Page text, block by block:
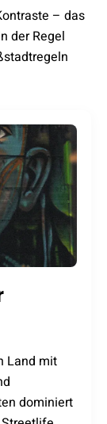
– das
der Regel
Land mit
dominiert